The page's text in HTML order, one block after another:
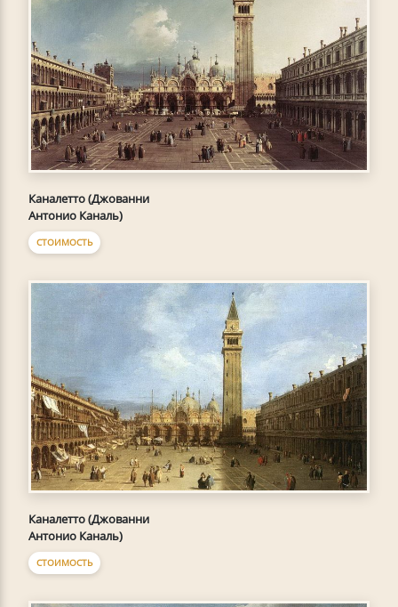
Каналетто (Джованни
Антонио Каналь)
СТОИМОСТЬ
Каналетто (Джованни
Антонио Каналь)
СТОИМОСТЬ